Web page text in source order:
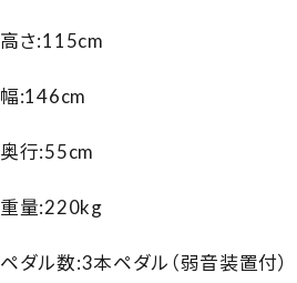
高さ:115cm
幅:146cm
奥行:55cm
重量:220kg
ペダル数:3本ペダル（弱音装置付）